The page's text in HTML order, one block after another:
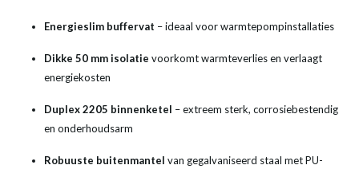
Energieslim buffervat – ideaal voor warmtepompinstallaties
Dikke 50 mm isolatie voorkomt warmteverlies en verlaagt
energiekosten
Duplex 2205 binnenketel – extreem sterk, corrosiebestendig
en onderhoudsarm
Robuuste buitenmantel van gegalvaniseerd staal met PU-